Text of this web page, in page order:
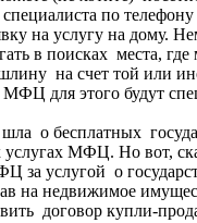
специалиста по
на услугу на дому.
в поисках места,
на счет той или
для этого будут
о бесплатных
услугах МФЦ. Но вот,
за услугой о
на недвижимое
договор купли-